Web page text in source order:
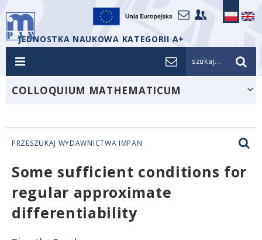
JEDNOSTKA NAUKOWA KATEGORII A+
szukaj...
COLLOQUIUM MATHEMATICUM
PRZESZUKAJ WYDAWNICTWA IMPAN
Some sufficient conditions for
regular approximate
differentiability